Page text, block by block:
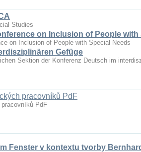
Studies
on Inclusion of People
on Inclusion of People with Special Needs
Gefüge
Sektion der Konferenz Deutsch im
pracovníků PdF
PdF
Fenster v kontextu tvorby